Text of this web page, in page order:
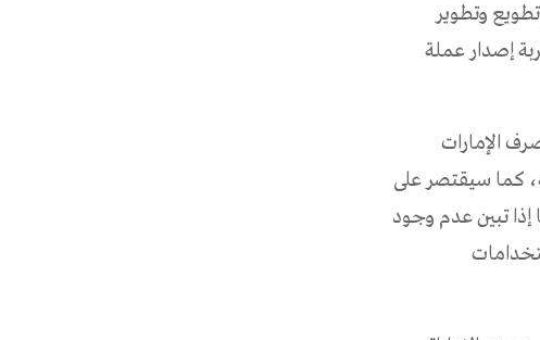
وتطوير
إصدار عملة
الإمارات
كما سيقتصر على
تبين عدم وجود